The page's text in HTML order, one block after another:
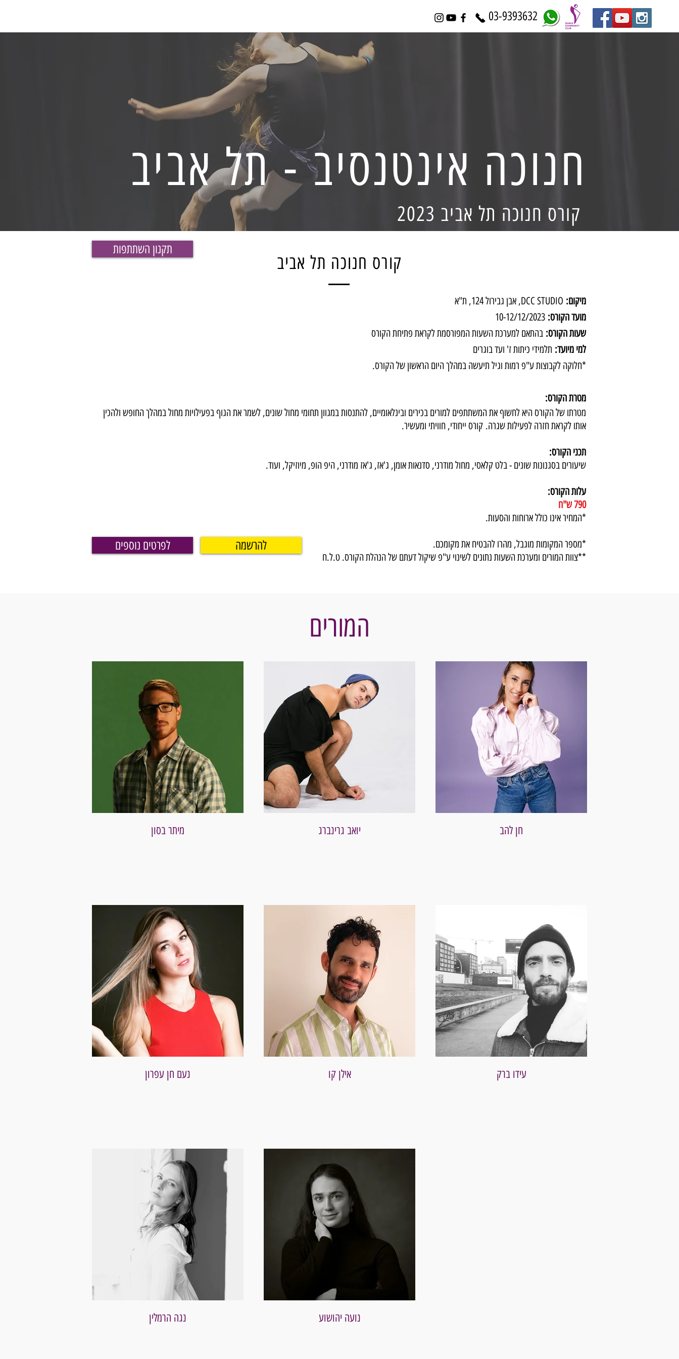
03-9393632
חנוכה אינטנסיב - תל אביב
קורס חנוכה תל אביב 2023
קורס חנוכה תל אביב
תקנון השתתפות
מיקום:
מועד הקורס:
שעות הקורס: בהתאם למערכת השעות המפורסמת לקראת פתיחת הקורס
למי מיועד: תלמידי כיתות ז' ועד בוגרים
*​חלוקה לקבוצות ע"פ רמות וגיל תיעשה במהלך היום הראשון של הקורס.
מטרת הקורס:
מטרתו של הקורס היא לחשוף את המשתתפים למורים בכירים ובינלאומיים, להתנסות במגוון תחומי מחול שונים, לשמר את הגוף בפעילויות מחול במהלך החופש ולהכין
אותו לקראת חזרה לפעילות שגרה. קורס ייחודי, חוויתי ומעשיר.
תכני הקורס:
שיעורים בסגנונות שונים - בלט קלאסי, מחול מודרני, סדנאות אומן, ג'אז, ג'אז מודרני, היפ הופ, מיוזיקל, ועוד.
עלות הקורס:
790 ש"ח
*המחיר אינו כולל ארוחות והסעות.
*מספר המקומות מוגבל, מהרו להבטיח את מקומכם.
**צוות המורים ומערכת השעות נתונים לשינוי ע"פ שיקול דעתם של הנהלת הקורס. ט.ל.ח
לפרטים נוספים להרשמה
המורים
מיתר בסון יואב גרינברג חן להב
נעם חן עפרון אילן קו עידו ברק
נגה הרמלין נועה יהושוע